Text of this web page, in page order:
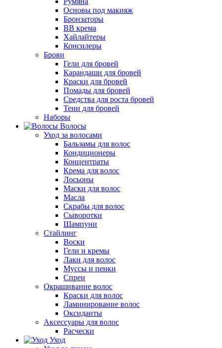
Основы под макияж
Бронзаторы
BB крема
Хайлайтеры
Консилеры
Брови
Гели для бровей
Карандаши для бровей
Краски для бровей
Помады для бровей
Средства для роста бровей
Тени для бровей
Наборы
Волосы
Уход за волосами
Бальзамы для волос
Кондиционеры
Концентраты
Крема для волос
Лосьоны
Маски для волос
Масла
Скрабы для волос
Сыворотки
Шампуни
Стайлинг
Воски
Гели и кремы
Лаки для волос
Муссы и пенки
Спреи
Окрашивание волос
Краски для волос
Ламинирование волос
Оксиданты
Аксессуары для волос
Расчески
Уход